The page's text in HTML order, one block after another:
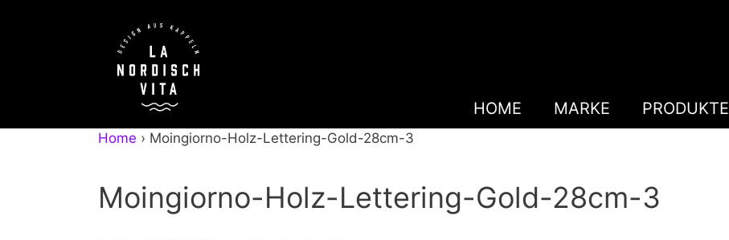
HOME MARKE PRODUKTE
Home › Moingiorno-Holz-Lettering-Gold-28cm-3
Moingiorno-Holz-Lettering-Gold-28cm-3